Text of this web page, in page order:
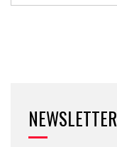
NEWSLETTER